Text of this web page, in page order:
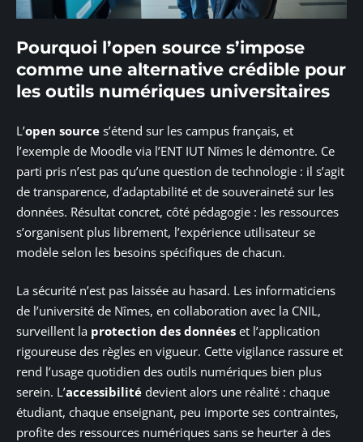
Pourquoi l’open source s’impose
comme une alternative crédible pour
les outils numériques universitaires
L’open source s’étend sur les campus français, et
l’exemple de Moodle via l’ENT IUT Nîmes le démontre. Ce
parti pris n’est pas qu’une question de technologie : il s’agit
de transparence, d’adaptabilité et de souveraineté sur les
données. Résultat concret, côté pédagogie : les ressources
s’organisent plus librement, l’expérience utilisateur se
modèle selon les besoins spécifiques de chacun.
La sécurité n’est pas laissée au hasard. Les informaticiens
de l’université de Nîmes, en collaboration avec la CNIL,
surveillent la protection des données et l’application
rigoureuse des règles en vigueur. Cette vigilance rassure et
rend l’usage quotidien des outils numériques bien plus
serein. L’accessibilité devient alors une réalité : chaque
étudiant, chaque enseignant, peu importe ses contraintes,
profite des ressources numériques sans se heurter à des